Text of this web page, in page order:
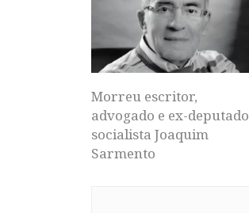
Morreu escritor,
advogado e ex-deputado
socialista Joaquim
Sarmento